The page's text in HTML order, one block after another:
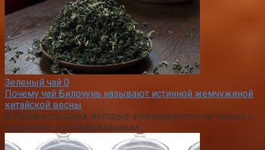
Зеленый чай 0
Почему чай Билочунь называют истинной жемчужиной
китайской весны
В Китае есть сорта, которые ассоциируются не только с
вкусом, но и с определённым